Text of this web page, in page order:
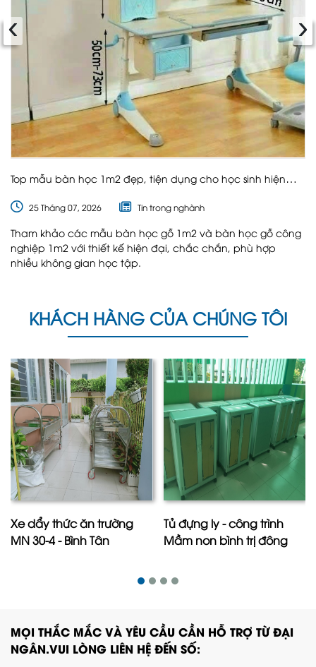
Top mẫu bàn học 1m2 đẹp, tiện dụng cho học sinh hiện
25 Tháng 07, 2026 Tin trong nghành
Tham khảo các mẫu bàn học gỗ 1m2 và bàn học gỗ công
nghiệp 1m2 với thiết kế hiện đại, chắc chắn, phù hợp
nhiều không gian học tập.
‹ ›
KHÁCH HÀNG CỦA CHÚNG TÔI
Xe dẩy thức ăn trường
MN 30-4 - Bình Tân
Tủ đựng ly - công trình
Mầm non bình trị đông
MỌI THẮC MẮC VÀ YÊU CẦU CẦN HỖ TRỢ TỪ ĐẠI
NGÂN.VUI LÒNG LIÊN HỆ ĐẾN SỐ: